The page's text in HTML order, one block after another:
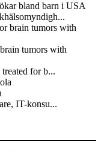
bland barn i USA
tumors with
for b...
IT-konsu...